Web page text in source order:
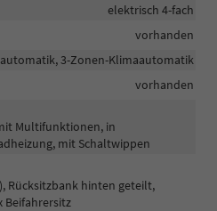
elektrisch 4-fach
vorhanden
3-Zonen-Klimaautomatik
vorhanden
Multifunktionen, in
mit Schaltwippen
Rücksitzbank hinten geteilt,
Beifahrersitz